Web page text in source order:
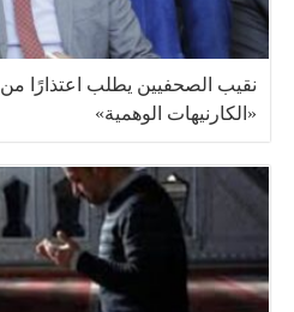
نقيب الصحفيين يطلب اعتذارًا
«الكارنيهات الوهمية»